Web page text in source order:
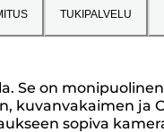
TUKIPALVELU
Se on
ja
sopiva